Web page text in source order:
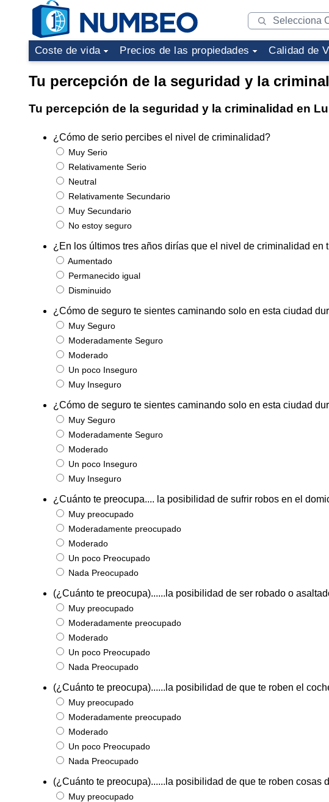
Coste de vida Precios de las propiedades Calidad de
Tu percepción de la seguridad y la
Tu percepción de la seguridad y la criminalidad en
¿Cómo de serio percibes el nivel de criminalidad?
Muy Serio
Relativamente Serio
Neutral
Relativamente Secundario
Muy Secundario
No estoy seguro
¿En los últimos tres años dirías que el nivel de criminalidad
Aumentado
Permanecido igual
Disminuido
¿Cómo de seguro te sientes caminando solo en esta ciudad
Muy Seguro
Moderadamente Seguro
Moderado
Un poco Inseguro
Muy Inseguro
¿Cómo de seguro te sientes caminando solo en esta ciudad
Muy Seguro
Moderadamente Seguro
Moderado
Un poco Inseguro
Muy Inseguro
¿Cuánto te preocupa.... la posibilidad de sufrir robos en el
Muy preocupado
Moderadamente preocupado
Moderado
Un poco Preocupado
Nada Preocupado
(¿Cuánto te preocupa)......la posibilidad de ser robado o
Muy preocupado
Moderadamente preocupado
Moderado
Un poco Preocupado
Nada Preocupado
(¿Cuánto te preocupa)......la posibilidad de que te roben el
Muy preocupado
Moderadamente preocupado
Moderado
Un poco Preocupado
Nada Preocupado
(¿Cuánto te preocupa)......la posibilidad de que te roben cosas
Muy preocupado